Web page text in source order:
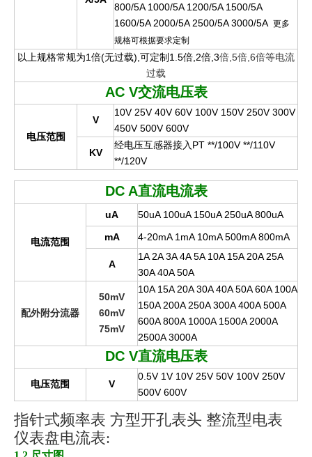
800/5A 1000/5A 1200/5A 1500/5A
1600/5A 2000/5A 2500/5A 3000/5A 更多
规格可根据要求定制
以上规格常规为1倍(无过载),可定制1.5倍,2倍,3倍,5倍,6倍等电流
过载
AC V交流电压表
电压范围
V
10V 25V 40V 60V 100V 150V 250V 300V
450V 500V 600V
KV
经电压互感器接入PT **/100V **/110V
**/120V
DC A直流电流表
电流范围
uA
50uA 100uA 150uA 250uA 800uA
mA
4-20mA 1mA 10mA 500mA 800mA
A
1A 2A 3A 4A 5A 10A 15A 20A 25A
30A 40A 50A
配外附分流器
50mV
60mV
75mV
10A 15A 20A 30A 40A 50A 60A 100A
150A 200A 250A 300A 400A 500A
600A 800A 1000A 1500A 2000A
2500A 3000A
DC V直流电压表
电压范围 V
0.5V 1V 10V 25V 50V 100V 250V
500V 600V
指针式频率表 方型开孔表头 整流型电表
仪表盘电流表: